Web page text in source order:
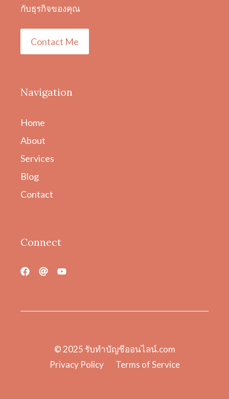
กับธุรกิจของคุณ
Contact Me
Navigation
Home
About
Services
Blog
Contact
Connect
© 2025 รับทําบัญชีออนไลน์.com
Privacy Policy
Terms of Service